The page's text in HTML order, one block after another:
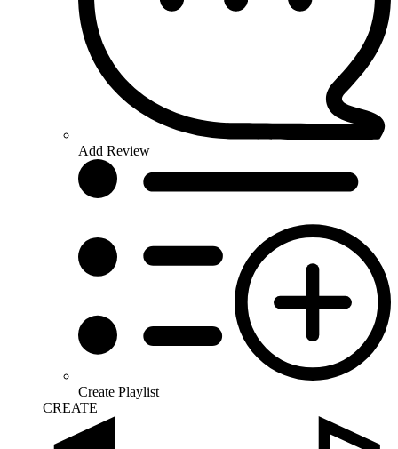
Add Review
Create Playlist
CREATE